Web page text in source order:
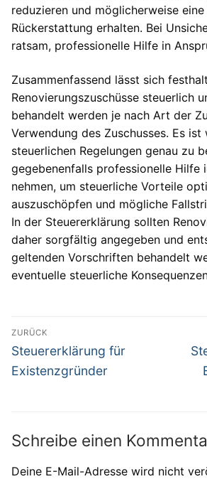
reduzieren und möglicherweise
Rückerstattung erhalten. Bei
ratsam, professionelle Hilfe in
Zusammenfassend lässt sich
Renovierungszuschüsse steuerlich
behandelt werden je nach Art der
Verwendung des Zuschusses. Es
steuerlichen Regelungen genau zu
gegebenenfalls professionelle Hilfe
nehmen, um steuerliche Vorteile
auszuschöpfen und mögliche
In der Steuererklärung sollten
daher sorgfältig angegeben und
geltenden Vorschriften behandelt
eventuelle steuerliche
Beitragsnavigation
ZURÜCK
Vorheriger
Beitrag:
Steuererklärung für
Existenzgründer
Schreibe einen
Deine E-Mail-Adresse wird nicht